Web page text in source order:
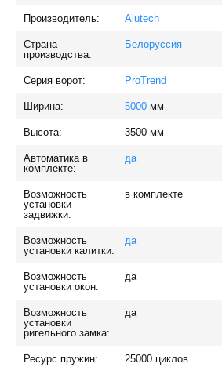
Производитель: Alutech
Страна
производства:
Белоруссия
Серия ворот: ProTrend
Ширина: 5000 мм
Высота: 3500 мм
Автоматика в
комплекте:
да
Возможность
установки
задвижки:
в комплекте
Возможность
установки калитки:
да
Возможность
установки окон:
да
Возможность
установки
ригельного замка:
да
Ресурс пружин: 25000 циклов